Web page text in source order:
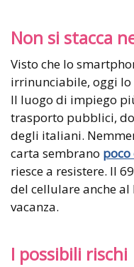
Non si stacca
Visto che lo
irrinunciabile, oggi lo
Il luogo di impiego
trasporto pubblici,
degli italiani.
carta sembrano poco
riesce a resistere. Il
del cellulare anche
vacanza.
I possibili rischi